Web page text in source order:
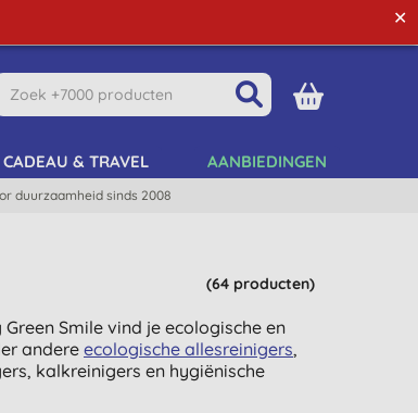
✕
CADEAU & TRAVEL AANBIEDINGEN
duurzaamheid sinds 2008
(64 producten)
Smile vind je ecologische en
andere ecologische allesreinigers,
kalkreinigers en hygiënische